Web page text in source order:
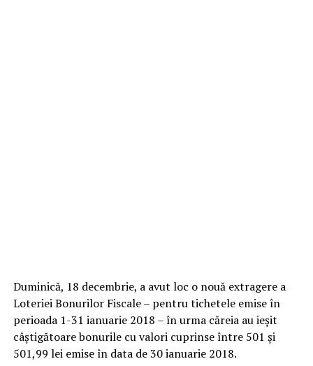
Duminică, 18 decembrie, a avut loc o nouă extragere a
Loteriei Bonurilor Fiscale – pentru tichetele emise în
perioada 1-31 ianuarie 2018 – în urma căreia au ieşit
câştigătoare bonurile cu valori cuprinse între 501 şi
501,99 lei emise în data de 30 ianuarie 2018.